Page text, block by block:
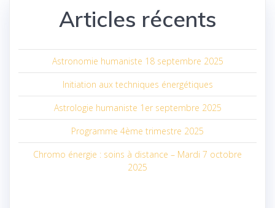
Articles récents
Astronomie humaniste 18 septembre 2025
Initiation aux techniques énergétiques
Astrologie humaniste 1er septembre 2025
Programme 4ème trimestre 2025
Chromo énergie : soins à distance – Mardi 7 octobre
2025